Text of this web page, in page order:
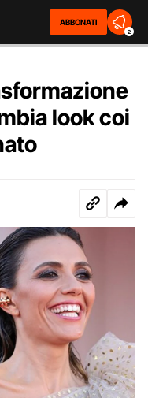
ABBONATI
2
look coi